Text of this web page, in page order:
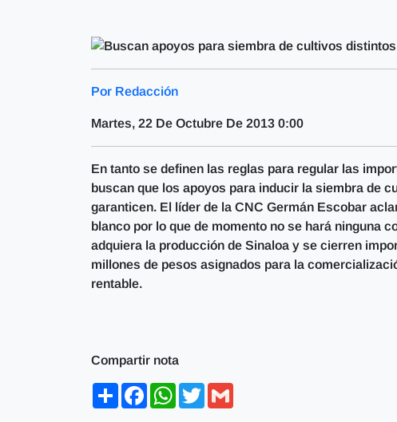
Por Redacción
Martes, 22 De Octubre De 2013 0:00
En tanto se definen las reglas para regular las
buscan que los apoyos para inducir la siembra de
garanticen. El líder de la CNC Germán Escobar
blanco por lo que de momento no se hará ninguna
adquiera la producción de Sinaloa y se cierren
millones de pesos asignados para la
rentable.
Compartir nota
ShareFacebookWhatsApp
Twitter